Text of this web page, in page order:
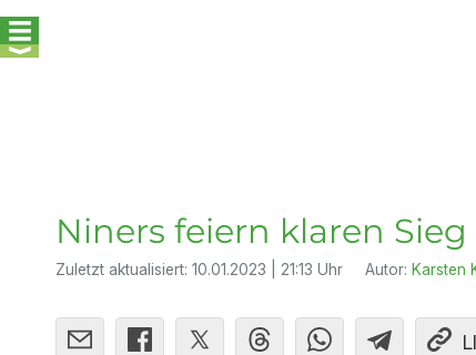
Niners feiern klaren
Zuletzt aktualisiert: 10.01.2023 | 21:13 Uhr Autor: Karsten